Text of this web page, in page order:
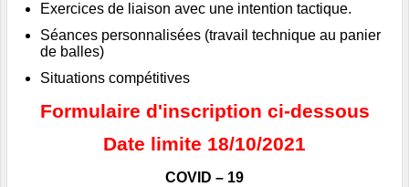
Exercices de liaison avec une intention tactique.
Séances personnalisées (travail technique au panier
de balles)
Situations compétitives
Formulaire d'inscription ci-dessous
Date limite 18/10/2021
COVID – 19